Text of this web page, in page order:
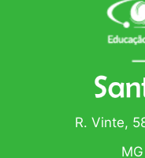
R. Vinte,